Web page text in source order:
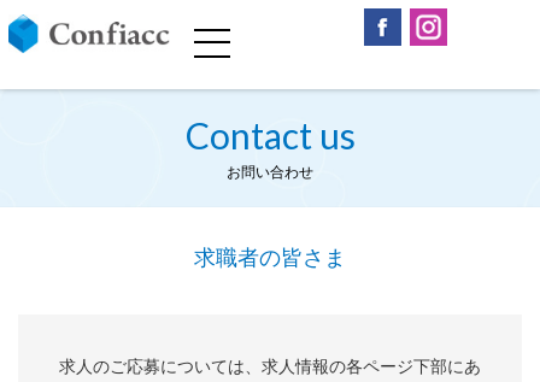
Contact us
お問い合わせ
求職者の皆さま
求人のご応募については、求人情報の各ページ下部にあ